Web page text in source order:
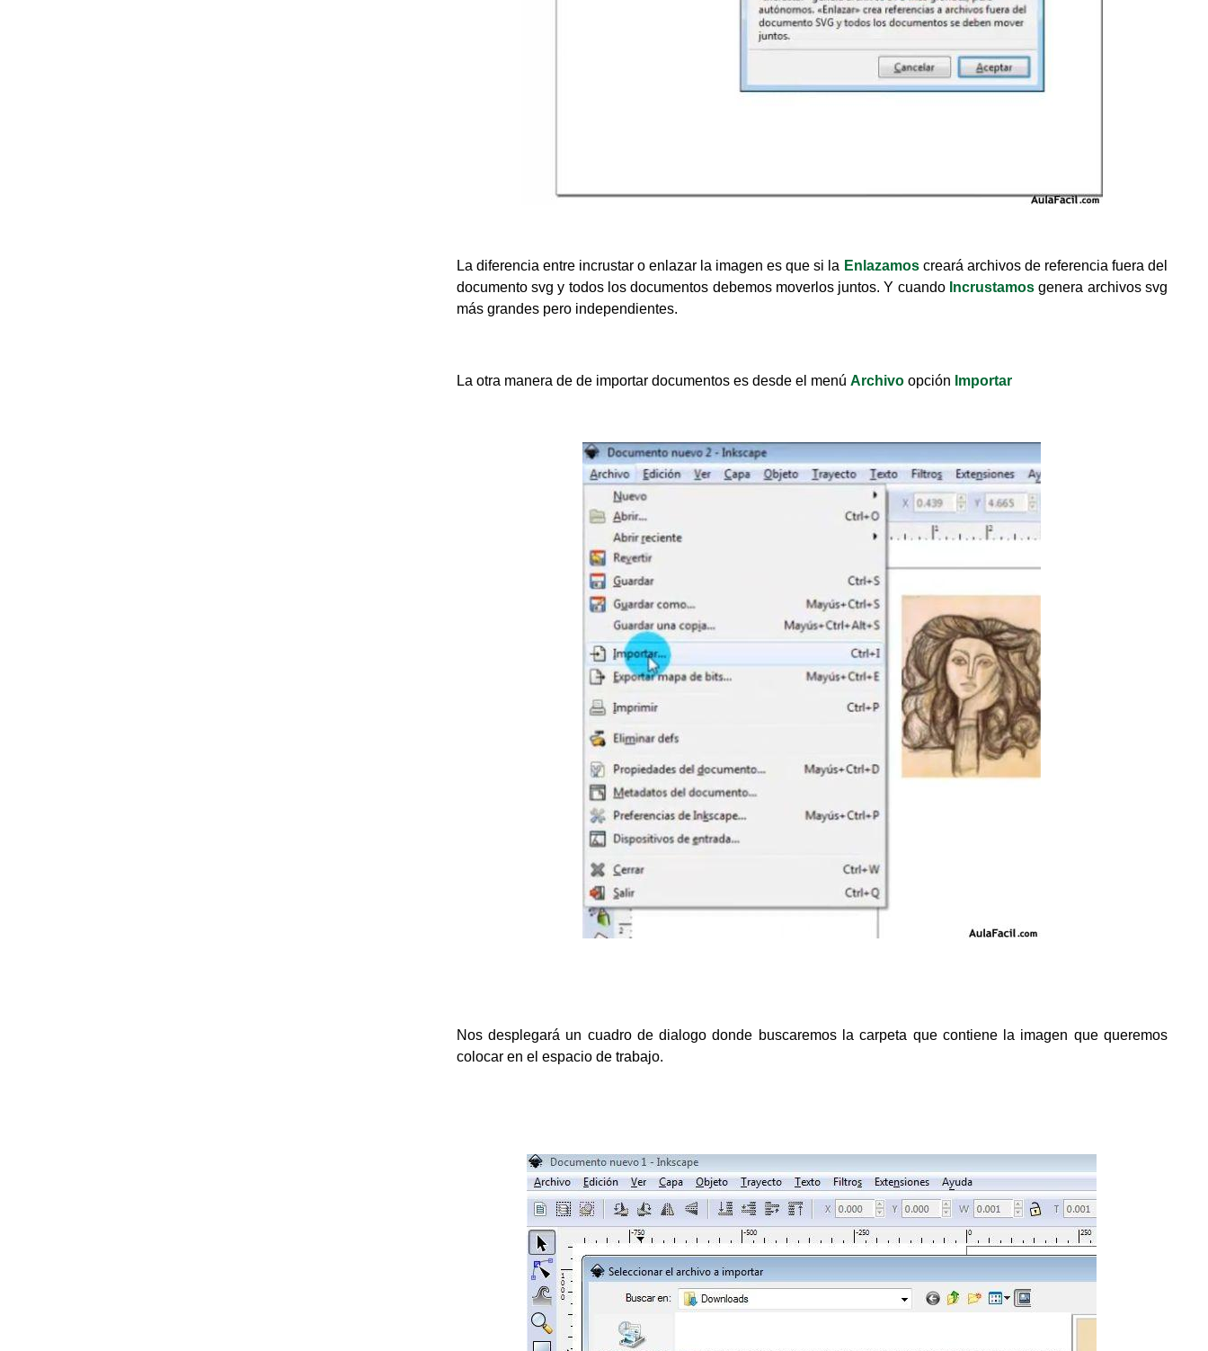
La diferencia entre incrustar o enlazar la imagen es que si la Enlazamoscreará archivos de referencia fuera del
documento svg y todos los documentos debemos moverlos juntos. Y cuando Incrustamos genera archivos svg
más grandes pero independientes.
La otra manera de de importar documentos es desde el menú Archivoopción Importar
Nos desplegará un cuadro de dialogo donde buscaremos la carpeta que contiene la imagen que queremos
colocar en el espacio de trabajo.